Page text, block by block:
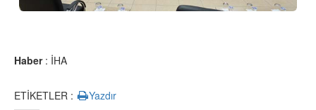
Haber: İHA
ETİKETLER : Yazdır